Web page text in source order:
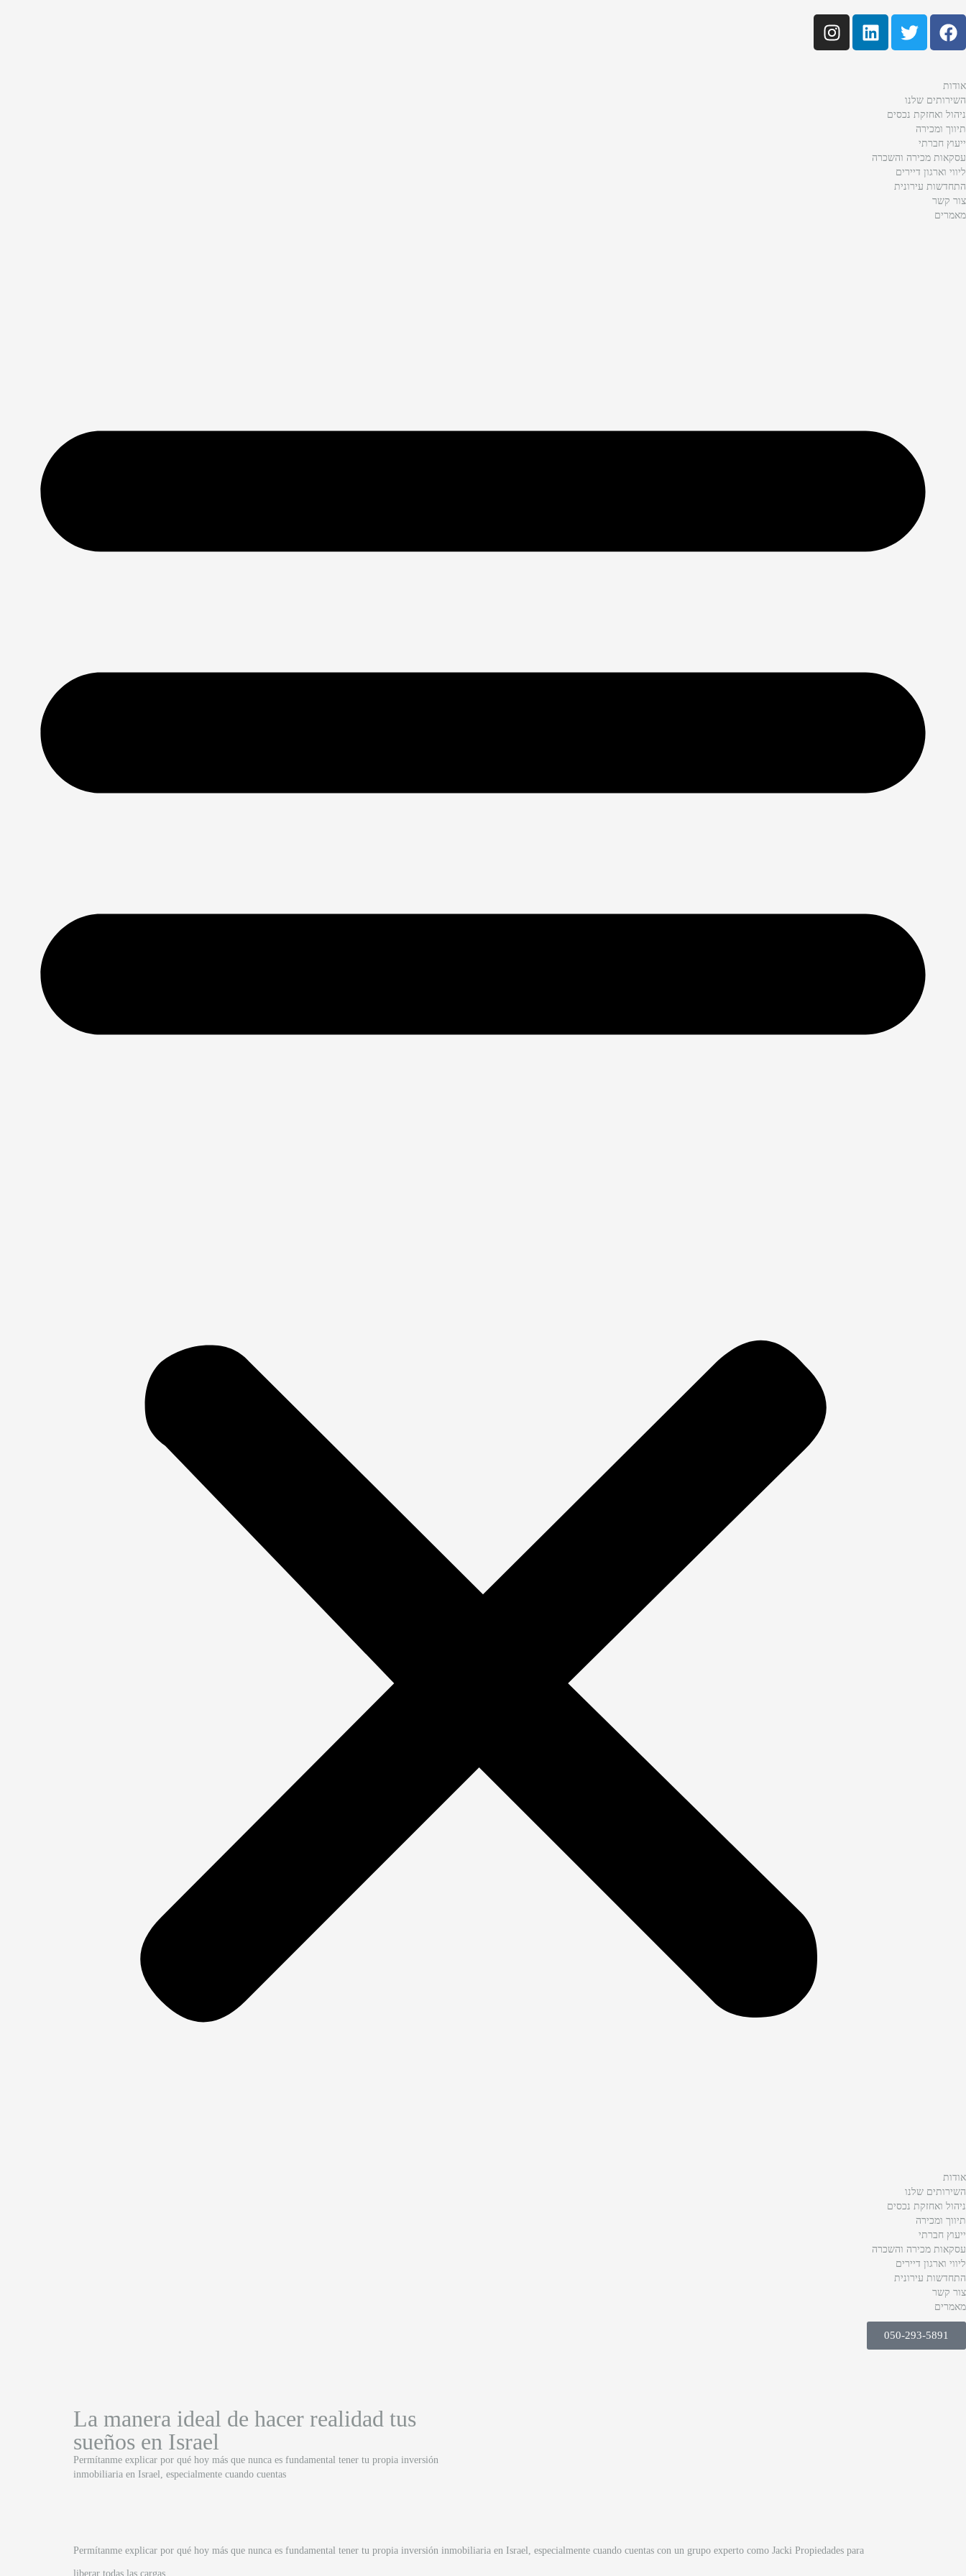
אודות
השירותים שלנו
ניהול ואחזקת נכסים
תיווך ומכירה
ייעוץ חברתי
עסקאות מכירה והשכרה
ליווי וארגון דיירים
התחדשות עירונית
צור קשר
מאמרים
אודות
השירותים שלנו
ניהול ואחזקת נכסים
תיווך ומכירה
ייעוץ חברתי
עסקאות מכירה והשכרה
ליווי וארגון דיירים
התחדשות עירונית
צור קשר
מאמרים
050-293-5891
La manera ideal de hacer realidad tus
sueños en Israel
Permítanme explicar por qué hoy más que nunca es fundamental tener tu propia inversión
inmobiliaria en Israel, especialmente cuando cuentas
Permítanme explicar por qué hoy más que nunca es fundamental tener tu propia inversión inmobiliaria en Israel, especialmente cuando cuentas con un grupo experto como Jacki Propiedades para
liberar todas las cargas